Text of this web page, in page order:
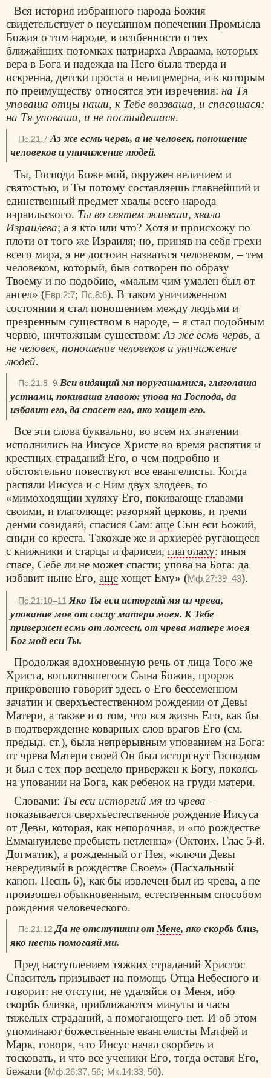
Вся история избранного народа Божия
свидетельствует о неусыпном попечении Промысла
Божия о том народе, в особенности о тех
ближайших потомках патриарха Авраама, которых
вера в Бога и надежда на Него была тверда и
искренна, детски проста и нелицемерна, и к которым
по преимуществу относятся эти изречения: на Тя
уповаша отцы наши, к Тебе воззваша, и спасошася:
на Тя уповаша, и не постыдешася.
Пс.21:7 Аз же есмь червь, а не человек, поношение
человеков и уничижение людей.
Ты, Господи Боже мой, окружен величием и
святостью, и Ты потому составляешь главнейший и
единственный предмет хвалы всего народа
израильского. Ты во святем живеши, хвало
Израилева; а я кто или что? Хотя и происхожу по
плоти от того же Израиля; но, приняв на себя грехи
всего мира, я не достоин назваться человеком, – тем
человеком, который, быв сотворен по образу
Твоему и по подобию, «малым чим умален был от
ангел» (Евр.2:7; Пс.8:6). В таком уничиженном
состоянии я стал поношением между людьми и
презренным существом в народе, – я стал подобным
червю, ничтожным существом: Аз же есмь червь, а
не человек, поношение человеков и уничижение
людей.
Пс.21:8–9 Вси видящий мя поругашамися, глаголаша
устнами, покиваша главою: упова на Господа, да
избавит его, да спасет его, яко хощет его.
Все эти слова буквально, во всем их значении
исполнились на Иисусе Христе во время распятия и
крестных страданий Его, о чем подробно и
обстоятельно повествуют все евангелисты. Когда
распяли Иисуса и с Ним двух злодеев, то
«мимоходящии хуляху Его, покивающе главами
своими, и глаголюще: разоряяй церковь, и треми
денми созидаяй, спасися Сам: аще Сын еси Божий,
сниди со креста. Такожде же и архиерее ругающеся
с книжники и старцы и фарисеи, глаголаху: иныя
спасе, Себе ли не может спасти; упова на Бога: да
избавит ныне Его, аще хощет Ему» (Мф.27:39–43).
Пс.21:10–11 Яко Ты еси исторгий мя из чрева,
упование мое от сосцу матери моея. К Тебе
привержен есмь от ложесн, от чрева матере моея
Бог мой еси Ты.
Продолжая вдохновенную речь от лица Того же
Христа, воплотившегося Сына Божия, пророк
прикровенно говорит здесь о Его бессеменном
зачатии и сверхъестественном рождении от Девы
Матери, а также и о том, что вся жизнь Его, как бы
в подтверждение коварных слов врагов Его (см.
предыд. ст.), была непрерывным упованием на Бога:
от чрева Матери своей Он был исторгнут Господом
и был с тех пор всецело привержен к Богу, покоясь
на уповании на Бога, как ребенок на груди матери.
Словами: Ты ecи исторгий мя из чрева –
показывается сверхъестественное рождение Иисуса
от Девы, которая, как непорочная, и «по рождестве
Еммануилеве пребысть нетленна» (Октоих. Глас 5-й.
Догматик), а рожденный от Нея, «ключи Девы
невредивый в рождестве Своем» (Пасхальный
канон. Песнь 6), как бы извлечен был из чрева, а не
произошел обыкновенным, естественным способом
рождения человеческого.
Пс.21:12 Да не отступиши отМене, яко скорбь близ,
яко несть помогаяй ми.
Пред наступлением тяжких страданий Христос
Спаситель призывает на помощь Отца Небесного и
говорит: не отступи, не удаляйся от Меня, ибо
скорбь близка, приближаются минуты и часы
тяжелых страданий, а помогающего нет. И об этом
упоминают божественные евангелисты Матфей и
Марк, говоря, что Иисус начал скорбеть и
тосковать, и что все ученики Его, тогда оставя Его,
бежали (Мф.26:37, 56; Мк.14:33, 50).